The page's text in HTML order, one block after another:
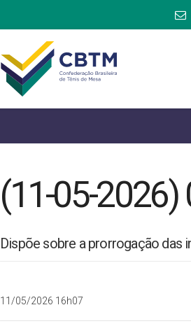
(11-05-2026)
Dispõe sobre a prorrogação das
11/05/2026 16h07